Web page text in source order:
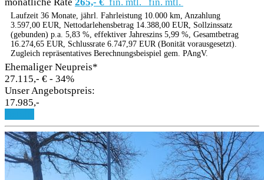
Laufzeit 36 Monate, jährl. Fahrleistung 10.000 km, Anzahlung
3.597,00 EUR, Nettodarlehensbetrag 14.388,00 EUR, Sollzinssatz
(gebunden) p.a. 5,83 %, effektiver Jahreszins 5,99 %, Gesamtbetrag
16.274,65 EUR, Schlussrate 6.747,97 EUR (Bonität vorausgesetzt).
Zugleich repräsentatives Berechnungsbeispiel gem. PAngV.
Ehemaliger Neupreis*
27.115,- € - 34%
Unser Angebotspreis:
17.985,-